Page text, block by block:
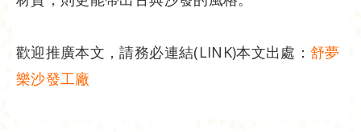
歡迎推廣本文，請務必連結(LINK)本文出處：舒夢
樂沙發工廠